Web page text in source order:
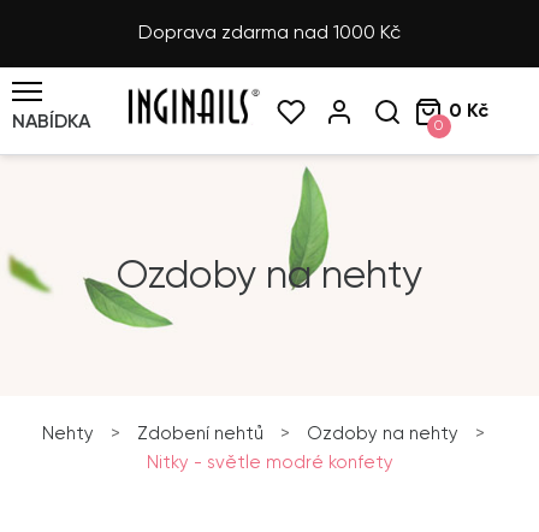
Doprava zdarma nad 1000 Kč
NABÍDKA 0
0 Kč
Ozdoby na nehty
Nehty > Zdobení nehtů > Ozdoby na nehty
>
Nitky - světle modré konfety